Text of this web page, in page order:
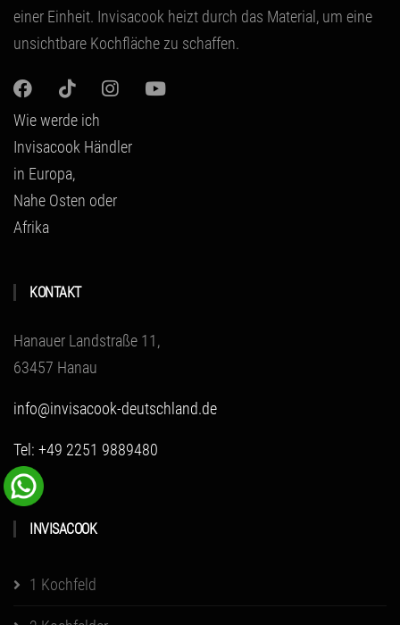
einer Einheit. Invisacook heizt durch das Material , um eine
unsichtbare Kochfläche zu schaffen.
Wie werde ich
Invisacook Händler
in Europa,
Nahe Osten oder
Afrika
KONTAKT
Hanauer Landstraße 11,
63457 Hanau
info@invisacook-deutschland.de
Tel: +49 2251 9889480
INVISACOOK
1 Kochfeld